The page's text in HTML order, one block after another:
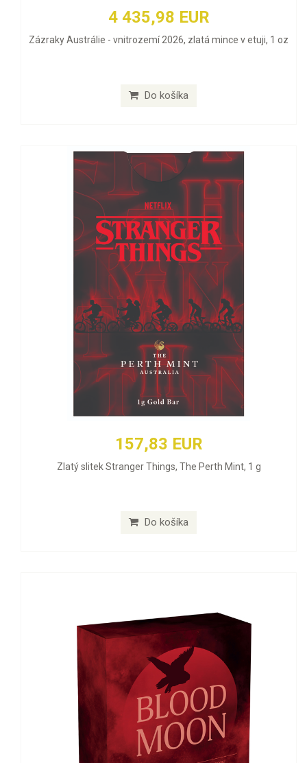
4 435,98 EUR
Zázraky Austrálie - vnitrozemí 2026, zlatá mince v etuji, 1 oz
Do košíka
157,83 EUR
Zlatý slitek Stranger Things, The Perth Mint, 1 g
Do košíka